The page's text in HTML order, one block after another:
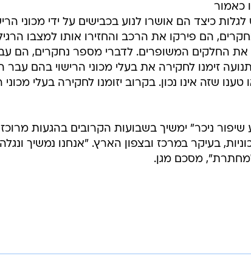
כאמור
כיצד הם אושרו לנוע בכבישים על ידי מכוני
הם פירקו את הרכב והחזירו אותו למצבו
החלקים המשופרים. לדברי מספר נחקרים, הם
זימנו לחקירה את בעלי מכוני הרישוי בהם עבר
שזה אינו נכון. בקרוב יזומנו לחקירה בעלי מכוני
ניכר" ימשיך בשבועות הקרובים בהגעות
בעיקר במרכז ובצפון הארץ. "אנחנו נמשיך
מסכם מגן.